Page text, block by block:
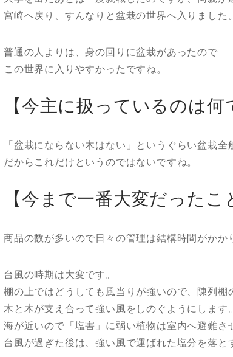
宮崎へ戻り、すんなりと盆栽の世界へ入りました。
普通の人よりは、身の回りに盆栽があったので
この世界に入りやすかったですね。
【今主に扱っているのは何
「盆栽にならない木はない」というぐらい盆栽全
だからこれだけというのではないですね。
【今まで一番大変だった
商品の数が多いので日々の管理は結構時間がかか
台風の時期は大変です。
棚の上ではどうしても風当りが強いので、陳列棚
木と木が支え合って強い風をしのぐようにします。
海が近いので「塩害」に弱い植物は室内へ避難さ
台風が過ぎた後は、強い風で運ばれた塩分を落